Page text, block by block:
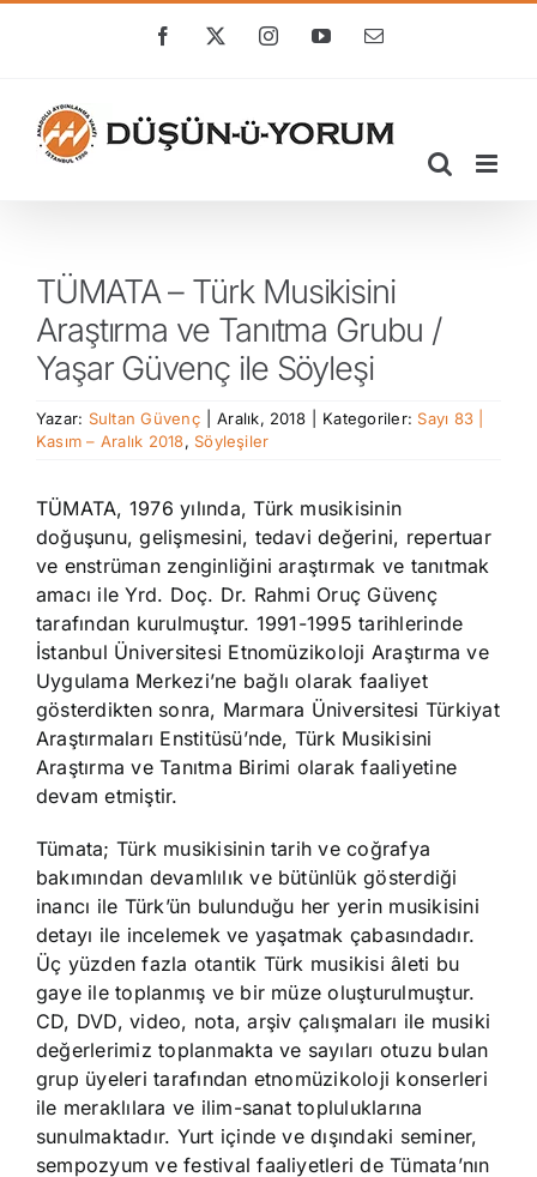
Facebook
X InstagramYouTube
E-
TÜMATA – Türk Musikisini
Araştırma ve Tanıtma Grubu /
Yaşar Güvenç ile Söyleşi
Yazar: Sultan Güvenç Aralık, 2018 Kategoriler: Sayı 83 |
Kasım – Aralık 2018, Söyleşiler
TÜMATA, 1976 yılında, Türk musikisinin
doğuşunu, gelişmesini, tedavi değerini, repertuar
ve enstrüman zenginliğini araştırmak ve tanıtmak
amacı ile Yrd. Doç. Dr. Rahmi Oruç Güvenç
tarafından kurulmuştur. 1991-1995 tarihlerinde
İstanbul Üniversitesi Etnomüzikoloji Araştırma ve
Uygulama Merkezi’ne bağlı olarak faaliyet
gösterdikten sonra, Marmara Üniversitesi Türkiyat
Araştırmaları Enstitüsü’nde, Türk Musikisini
Araştırma ve Tanıtma Birimi olarak faaliyetine
devam etmiştir.
Tümata; Türk musikisinin tarih ve coğrafya
bakımından devamlılık ve bütünlük gösterdiği
inancı ile Türk’ün bulunduğu her yerin musikisini
detayı ile incelemek ve yaşatmak çabasındadır.
Üç yüzden fazla otantik Türk musikisi âleti bu
gaye ile toplanmış ve bir müze oluşturulmuştur.
CD, DVD, video, nota, arşiv çalışmaları ile musiki
değerlerimiz toplanmakta ve sayıları otuzu bulan
grup üyeleri tarafından etnomüzikoloji konserleri
ile meraklılara ve ilim-sanat topluluklarına
sunulmaktadır. Yurt içinde ve dışındaki seminer,
sempozyum ve festival faaliyetleri de Tümata’nın